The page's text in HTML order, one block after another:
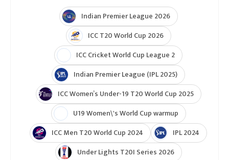
Indian Premier League 2026
ICC T20 World Cup 2026
ICC Cricket World Cup League 2
Indian Premier League (IPL 2025)
ICC Women’s Under-19 T20 World Cup 2025
U19 Women\'s World Cup warmup
ICC Men T20 World Cup 2024
IPL 2024
Under Lights T20I Series 2026